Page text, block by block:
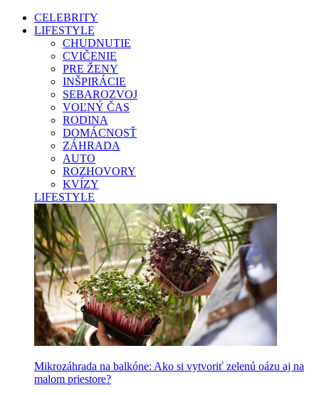
CELEBRITY
LIFESTYLE
CHUDNUTIE
CVIČENIE
PRE ŽENY
INŠPIRÁCIE
SEBAROZVOJ
VOĽNÝ ČAS
RODINA
DOMÁCNOSŤ
ZÁHRADA
AUTO
ROZHOVORY
KVÍZY
LIFESTYLE
Mikrozáhrada na balkóne: Ako si vytvoriť zelenú oázu aj na
malom priestore?